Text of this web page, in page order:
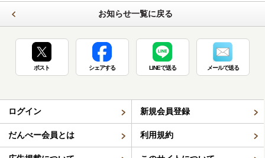
お知らせ一覧に戻る
ポスト シェアする LINEで送る メールで送る
ログイン 新規会員登録
だんべー会員とは 利用規約